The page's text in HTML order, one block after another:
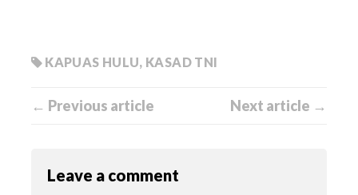
KAPUAS HULU, KASAD TNI
← Previous article Next article →
Leave a comment